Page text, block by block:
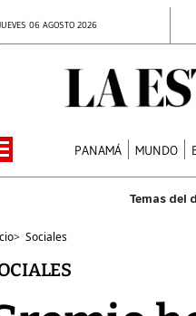
06 AGOSTO 2026
PANAMÁ MUNDO
> Sociales